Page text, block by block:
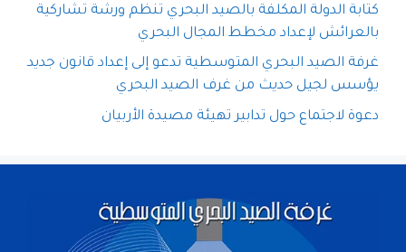
كتابة الدولة المكلفة بالصيد البحري تنظم ورشة تشاركية
بالعرائش لإعداد مخطط المجال البحري
غرفة الصيد البحري المتوسطية تدعو إلى إعداد قانون جديد
يؤسس لجيل حديث من غرف الصيد البحري
دعوة لاجتماع حول تدابير تهيئة مصيدة الأربيان